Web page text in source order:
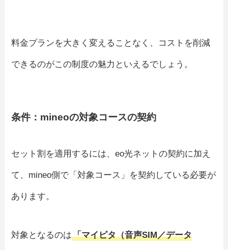
料金プランを大きく変えることなく、コストを削減
できるのがこの制度の魅力といえるでしょう。
条件：mineoの対象コースの契約
セット割を適用するには、eo光ネットの契約に加え
て、mineo側で「対象コース」を契約している必要が
あります。
対象となるのは「マイピタ（音声SIM／データ